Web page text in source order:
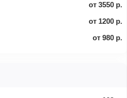
от 3550 р.
от 1200 р.
от 980 р.